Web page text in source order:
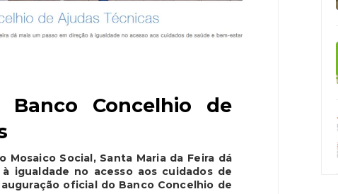
Banco Concelhio de
Social, Santa Maria da Feira dá
igualdade no acesso aos cuidados de
oficial do Banco Concelhio de